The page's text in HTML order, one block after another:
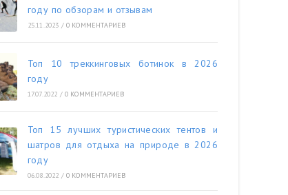
году по обзорам и отзывам
25.11.2023 / 0 КОММЕНТАРИЕВ
Топ 10 треккинговых ботинок в 2026
году
17.07.2022 / 0 КОММЕНТАРИЕВ
Топ 15 лучших туристических тентов и
шатров для отдыха на природе в 2026
году
06.08.2022 / 0 КОММЕНТАРИЕВ